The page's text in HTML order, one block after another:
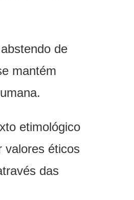
de
mantém
etimológico
valores éticos
das